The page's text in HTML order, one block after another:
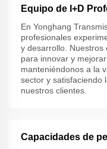
Equipo de I+D
En Yonghang
profesionales
y desarrollo. Nuestros
para innovar y
manteniéndonos a la
sector y satisfaciendo
nuestros clientes.
Capacidades de